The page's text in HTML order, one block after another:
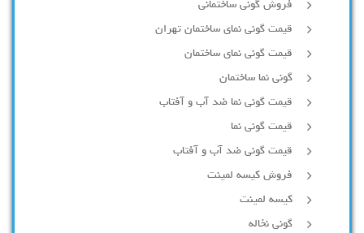
فروش گونی ساختمانی
قیمت گونی نمای ساختمان تهران
قیمت گونی نمای ساختمان
گونی نما ساختمان
قیمت گونی نما ضد آب و آفتاب
قیمت گونی نما
قیمت گونی ضد آب و آفتاب
فروش کیسه لمینت
کیسه لمینت
گونی نخاله